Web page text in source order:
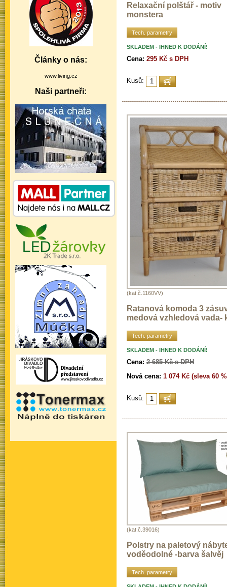
Relaxační polštář - motiv
monstera
Tech. parametry
SKLADEM - IHNED K DODÁNÍ!
Cena: 295 Kč s DPH
Kusů:
(kat.č.1160VV)
Ratanová komoda 3
medová vzhledová vada-
Tech. parametry
SKLADEM - IHNED K DODÁNÍ!
Cena: 2 685 Kč s DPH
Nová cena: 1 074 Kč (sleva 60
Kusů:
(kat.č.39016)
Polstry na paletový
voděodolné -barva šalvěj
Tech. parametry
Články o nás:
www.living.cz
Naši partneři: